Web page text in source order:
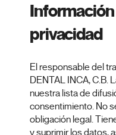
privacidad
El responsable del
DENTAL INCA, C.B.
nuestra lista de
consentimiento. No
obligación legal.
y suprimir los datos,